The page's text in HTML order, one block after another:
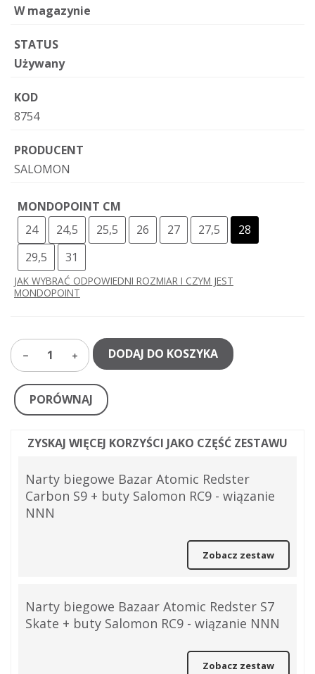
W magazynie
STATUS
Używany
KOD
8754
PRODUCENT
SALOMON
MONDOPOINT CM
24
24,5 25,5 26 27 27,5
28
29,5
31
JAK WYBRAĆ ODPOWIEDNI ROZMIAR I CZYM JEST
MONDOPOINT
1 DODAJ DO KOSZYKA
PORÓWNAJ
ZYSKAJ WIĘCEJ KORZYŚCI JAKO CZĘŚĆ ZESTAWU
Narty biegowe Bazar Atomic Redster
Carbon S9 + buty Salomon RC9 - wiązanie
NNN
Zobacz zestaw
Narty biegowe Bazaar Atomic Redster S7
Skate + buty Salomon RC9 - wiązanie NNN
Zobacz zestaw